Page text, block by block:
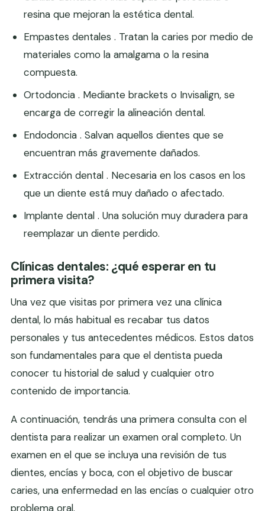
resina que mejoran la estética dental.
Empastes dentales . Tratan la caries por medio de
materiales como la amalgama o la resina
compuesta.
Ortodoncia . Mediante brackets o Invisalign, se
encarga de corregir la alineación dental.
Endodoncia . Salvan aquellos dientes que se
encuentran más gravemente dañados.
Extracción dental . Necesaria en los casos en los
que un diente está muy dañado o afectado.
Implante dental . Una solución muy duradera para
reemplazar un diente perdido.
Clínicas dentales: ¿qué esperar en tu
primera visita?
Una vez que visitas por primera vez una clínica
dental, lo más habitual es recabar tus datos
personales y tus antecedentes médicos. Estos datos
son fundamentales para que el dentista pueda
conocer tu historial de salud y cualquier otro
contenido de importancia.
A continuación, tendrás una primera consulta con el
dentista para realizar un examen oral completo. Un
examen en el que se incluya una revisión de tus
dientes, encías y boca, con el objetivo de buscar
caries, una enfermedad en las encías o cualquier otro
problema oral.